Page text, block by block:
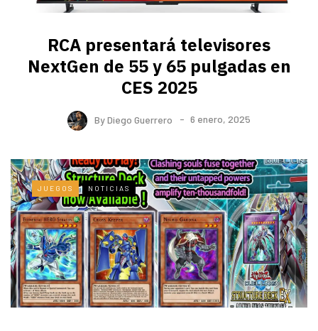
RCA presentará televisores
NextGen de 55 y 65 pulgadas en
CES 2025
ByDiego Guerrero 6 enero, 2025
JUEGOS NOTICIAS